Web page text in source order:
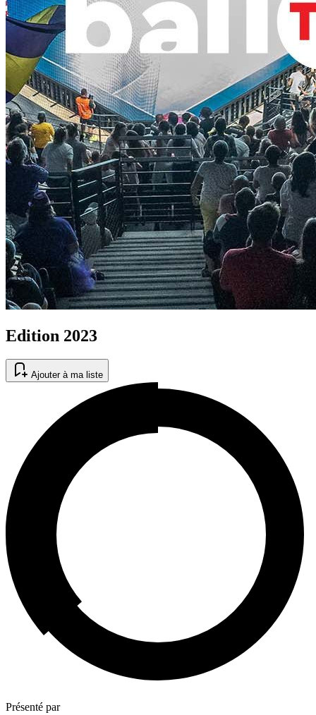
Edition 2023
Ajouter à ma liste
Présenté par